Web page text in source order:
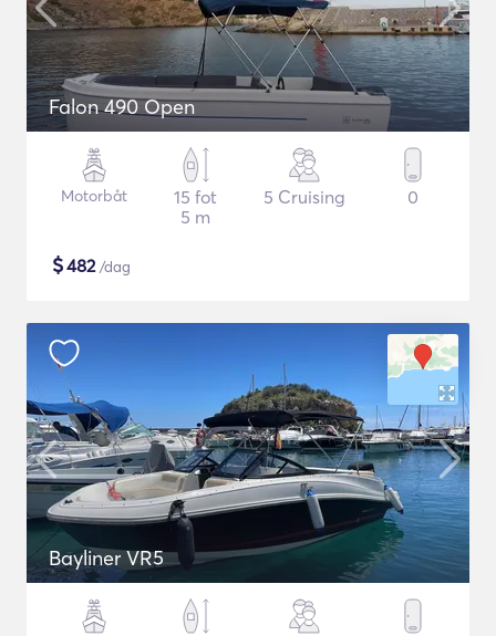
Falon 490 Open
Motorbåt
15 fot
5 m
5 Cruising 0
$482/dag
Bayliner VR5